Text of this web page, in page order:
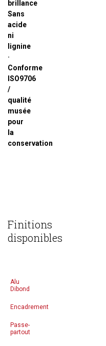
brillance
Sans
acide
ni
lignine
·
Conforme
ISO9706
/
qualité
musée
pour
la
conservation
Finitions
disponibles
Alu
Dibond
Encadrement
Passe-
partout